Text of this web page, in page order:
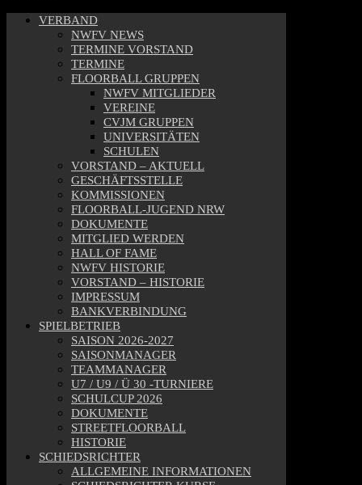
VERBAND
NWFV NEWS
TERMINE VORSTAND
TERMINE
FLOORBALL GRUPPEN
NWFV MITGLIEDER
VEREINE
CVJM GRUPPEN
UNIVERSITÄTEN
SCHULEN
VORSTAND – AKTUELL
GESCHÄFTSSTELLE
KOMMISSIONEN
FLOORBALL-JUGEND NRW
DOKUMENTE
MITGLIED WERDEN
HALL OF FAME
NWFV HISTORIE
VORSTAND – HISTORIE
IMPRESSUM
BANKVERBINDUNG
SPIELBETRIEB
SAISON 2026-2027
SAISONMANAGER
TEAMMANAGER
U7 / U9 / Ü 30 -TURNIERE
SCHULCUP 2026
DOKUMENTE
STREETFLOORBALL
HISTORIE
SCHIEDSRICHTER
ALLGEMEINE INFORMATIONEN